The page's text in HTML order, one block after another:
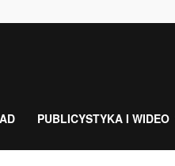
PUBLICYSTYKA I WIDEO